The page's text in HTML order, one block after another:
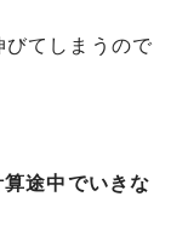
びてしまうので
途中でいきな